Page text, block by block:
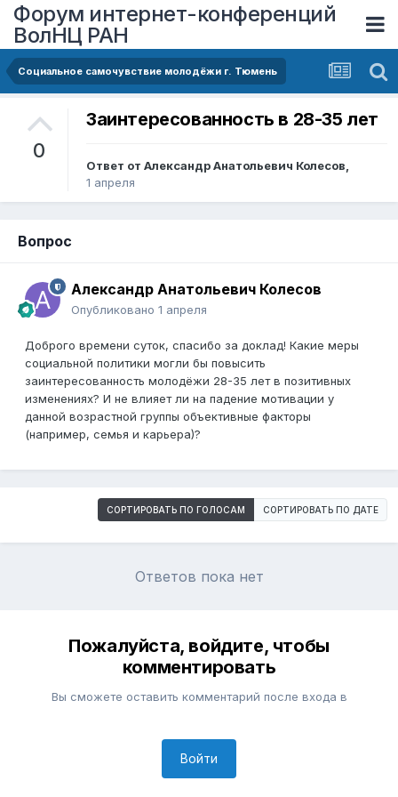
Форум интернет-конференций
ВолНЦ РАН
Социальное самочувствие молодёжи г. Тюмень
0
Заинтересованность в 28-35 лет
Ответ от Александр Анатольевич Колесов,
1 апреля
Вопрос
Александр Анатольевич Колесов
Опубликовано 1 апреля
Доброго времени суток, спасибо за доклад! Какие меры
социальной политики могли бы повысить
заинтересованность молодёжи 28-35 лет в позитивных
изменениях? И не влияет ли на падение мотивации у
данной возрастной группы объективные факторы
(например, семья и карьера)?
СОРТИРОВАТЬ ПО ГОЛОСАМ СОРТИРОВАТЬ ПО ДАТЕ
Ответов пока нет
Пожалуйста, войдите, чтобы
комментировать
Вы сможете оставить комментарий после входа в
Войти